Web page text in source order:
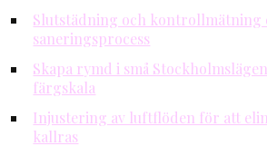
Slutstädning och kontrollmätning
saneringsprocess
Skapa rymd i små
färgskala
Injustering av luftflöden för att
kallras